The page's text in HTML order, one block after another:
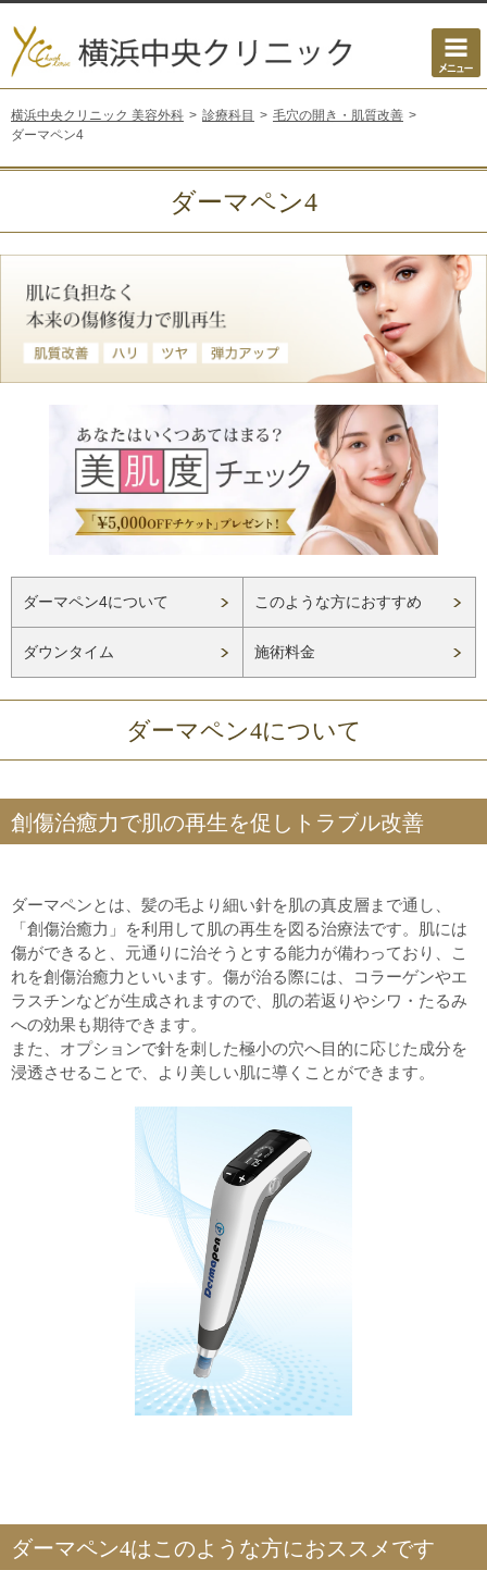
横浜中央クリニック 美容外科 診療科目
毛穴の開き・肌質改善
ダーマペン4
ダーマペン4
ダーマペン4について このような方におすすめ
ダウンタイム 施術料金
ダーマペン4について
創傷治癒力で肌の再生を促しトラブル改善
ダーマペンとは、髪の毛より細い針を肌の真皮層まで通し、
「創傷治癒力」を利用して肌の再生を図る治療法です。肌には
傷ができると、元通りに治そうとする能力が備わっており、こ
れを創傷治癒力といいます。傷が治る際には、コラーゲンやエ
ラスチンなどが生成されますので、肌の若返りやシワ・たるみ
への効果も期待できます。
また、オプションで針を刺した極小の穴へ目的に応じた成分を
浸透させることで、より美しい肌に導くことができます。
ダーマペン4はこのような方におススメです